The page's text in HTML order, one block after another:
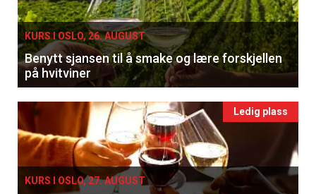
KURS I OSLO, 26. AUGUST
Benytt sjansen til å smake og lære forskjellen
på hvitviner
Ledig plass
KURS I OSLO, 27. AUGUST